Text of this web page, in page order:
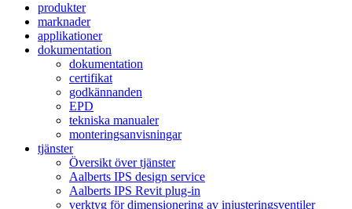
produkter
marknader
applikationer
dokumentation
dokumentation
certifikat
godkännanden
EPD
tekniska manualer
monteringsanvisningar
tjänster
Översikt över tjänster
Aalberts IPS design service
Aalberts IPS Revit plug-in
verktyg för dimensionering av injusteringsventiler